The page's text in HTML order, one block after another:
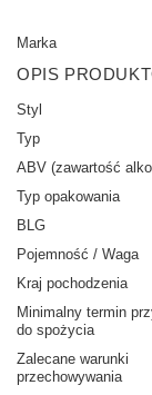
Marka
OPIS
Styl
Typ
ABV (zawartość
Typ opakowania
BLG
Pojemność / Waga
Kraj pochodzenia
Minimalny termin
do spożycia
Zalecane warunki
przechowywania